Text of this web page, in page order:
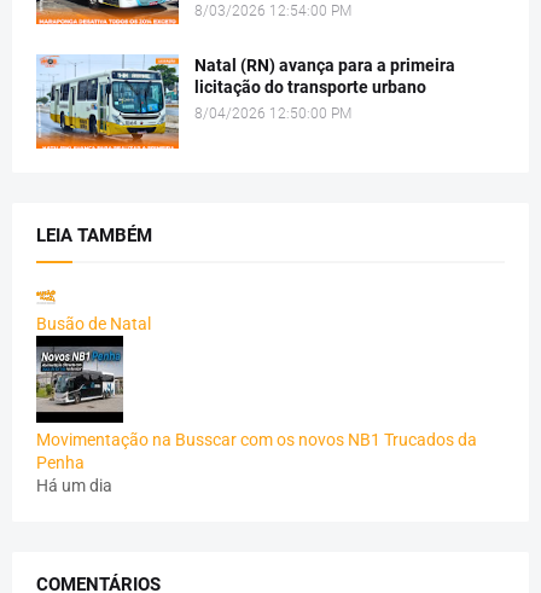
8/03/2026 12:54:00 PM
Natal (RN) avança para a primeira
licitação do transporte urbano
8/04/2026 12:50:00 PM
LEIA TAMBÉM
Busão de Natal
Movimentação na Busscar com os novos NB1 Trucados da
Penha
Há um dia
COMENTÁRIOS